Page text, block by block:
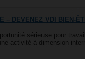
– DEVENEZ VDI BIEN-
sérieuse pour
activité à dimension